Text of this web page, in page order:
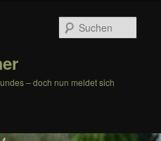
– doch nun meldet sich